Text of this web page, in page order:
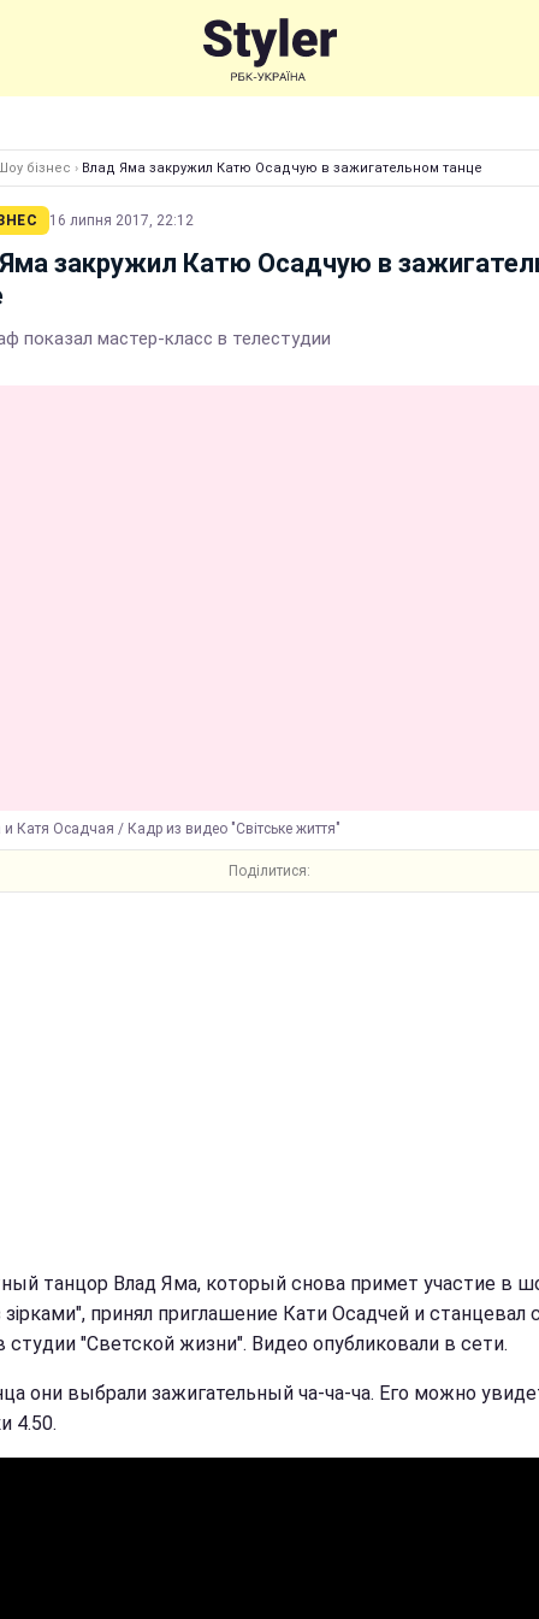
бізнес › Влад Яма закружил Катю Осадчую в зажигательном танце
16 липня 2017, 22:12
закружил Катю Осадчую в
показал мастер-класс в телестудии
Катя Осадчая / Кадр из видео "Світське життя"
Поділитися:
танцор Влад Яма, который снова примет участие в
зірками", принял приглашение Кати Осадчей и станцевал
студии "Светской жизни". Видео опубликовали в сети.
они выбрали зажигательный ча-ча-ча. Его можно
4.50.